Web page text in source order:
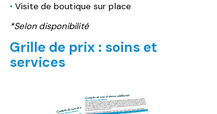
Visite de boutique sur place
*Selon disponibilité
Grille de prix : soins et
services